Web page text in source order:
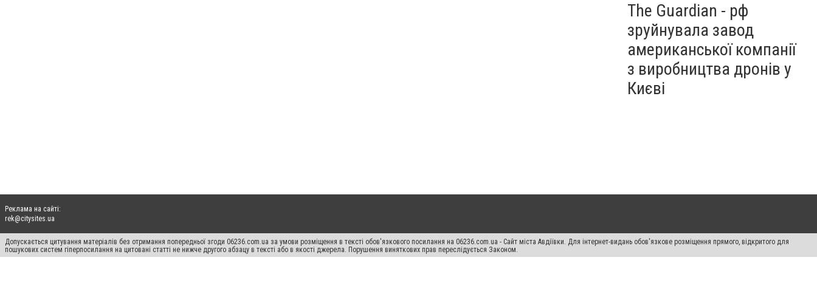
The Guardian - рф
зруйнувала завод
американської компанії
з виробництва дронів у
Києві
Реклама на сайті:
rek@citysites.ua
Допускається цитування матеріалів без отримання попередньої згоди 06236.com.ua за умови розміщення в тексті обов'язкового посилання на 06236.com.ua - Сайт міста Авдіївки. Для інтернет-видань обов'язкове розміщення прямого, відкритого для
пошукових систем гіперпосилання на цитовані статті не нижче другого абзацу в тексті або в якості джерела. Порушення виняткових прав переслідується Законом.